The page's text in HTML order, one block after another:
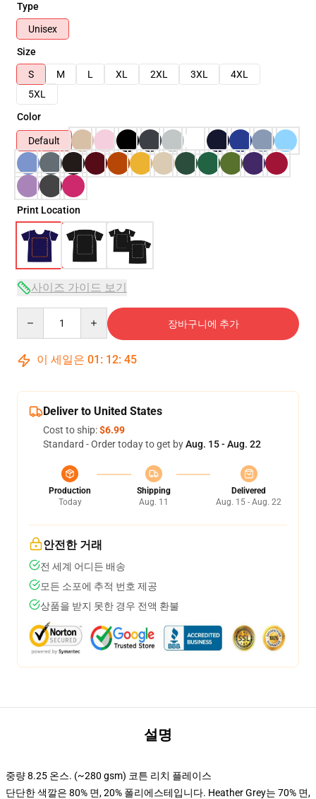
Type
Unisex
Size
S
M L XL 2XL 3XL
4XL
5XL
Color
Default
Print Location
사이즈 가이드 보기
장바구니에 추가
이 세일은 01 : 12: 45
Deliver to United States
Cost to ship:$6.99
Standard - Order today to get byAug. 15 - Aug. 22
Production
Today
Shipping
Aug. 11
Delivered
Aug. 15 - Aug. 22
안전한 거래
전 세계 어디든 배송
모든 소포에 추적 번호 제공
상품을 받지 못한 경우 전액 환불
설명
중량 8.25 온스. (~280 gsm) 코튼 리치 플레이스
단단한 색깔은 80% 면, 20% 폴리에스테입니다. Heather Grey는 70% 면,